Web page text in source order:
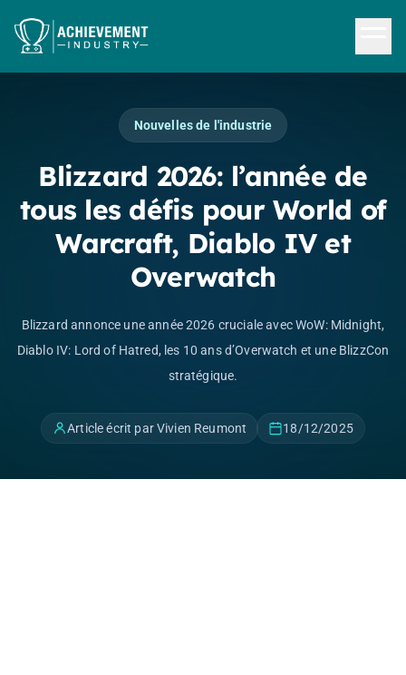
Nouvelles de l'industrie
Blizzard 2026: l’année de
tous les défis pour World of
Warcraft, Diablo IV et
Overwatch
Blizzard annonce une année 2026 cruciale avec WoW: Midnight,
Diablo IV: Lord of Hatred, les 10 ans d’Overwatch et une BlizzCon
stratégique.
Article écrit par Vivien Reumont 18/12/2025